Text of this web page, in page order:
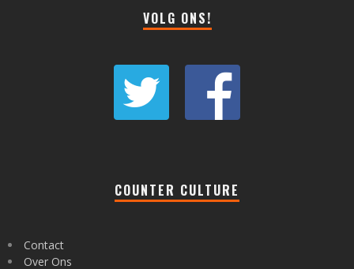
VOLG ONS!
COUNTER CULTURE
Contact
Over Ons